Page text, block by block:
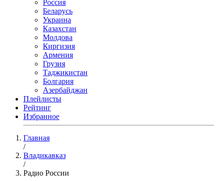
Россия
Беларусь
Украина
Казахстан
Молдова
Киргизия
Армения
Грузия
Таджикистан
Болгария
Азербайджан
Плейлисты
Рейтинг
Избранное
Главная
/
Владикавказ
/
Радио России